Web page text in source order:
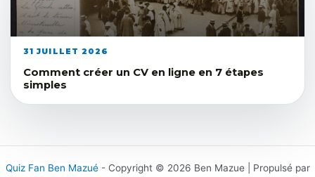
31 JUILLET 2026
Comment créer un CV en ligne en 7 étapes
simples
Quiz Fan Ben Mazué- Copyright © 2026 Ben Mazue | Propulsé par